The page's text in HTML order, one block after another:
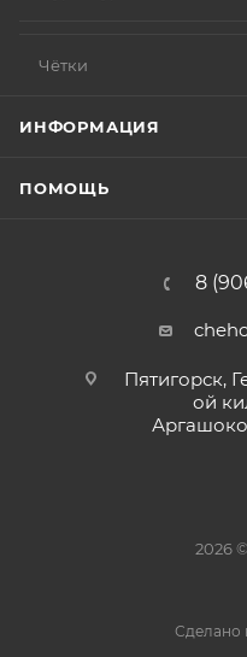
Чётки
ИНФОРМАЦИЯ
ПОМОЩЬ
8
Пятигорск,
ой
2026
Сделано